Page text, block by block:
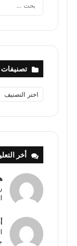
تصنيفات
تصنيفات
أخر